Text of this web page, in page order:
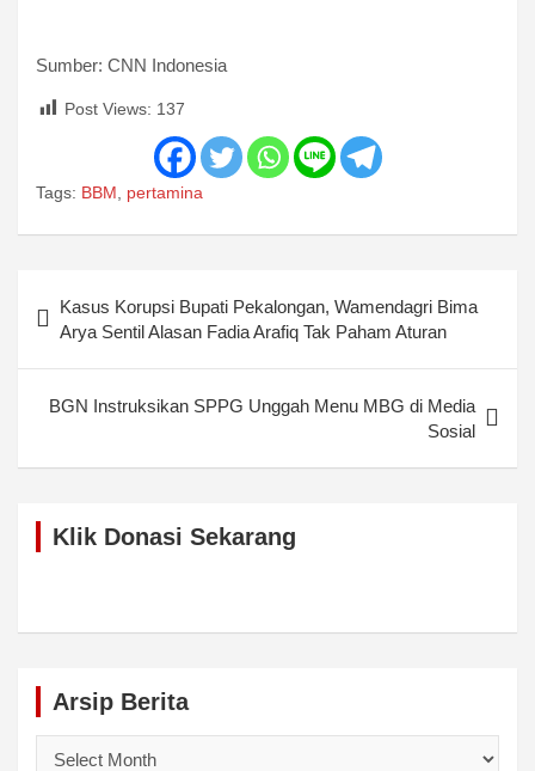
Sumber: CNN Indonesia
Post Views: 137
Tags: BBM pertamina
navigation
Kasus Korupsi Bupati Pekalongan, Wamendagri Bima
Arya Sentil Alasan Fadia Arafiq Tak Paham Aturan
BGN Instruksikan SPPG Unggah Menu MBG di Media
Sosial
Klik Donasi Sekarang
Arsip Berita